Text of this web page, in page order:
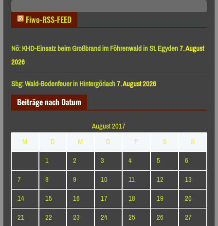
Fiwo-RSS-FEED
Nö: KHD-Einsatz beim Großbrand im Föhrenwald in St. Egyden7. August
2026
Sbg: Wald-Bodenfeuer in Hintergöriach7. August 2026
Beiträge nach Datum
August 2017
M
D M D F S
S
1
2 3 4 5
6
7
8 9 10 11 12
13
14
15 16 17 18 19
20
21
22 23 24 25 26
27